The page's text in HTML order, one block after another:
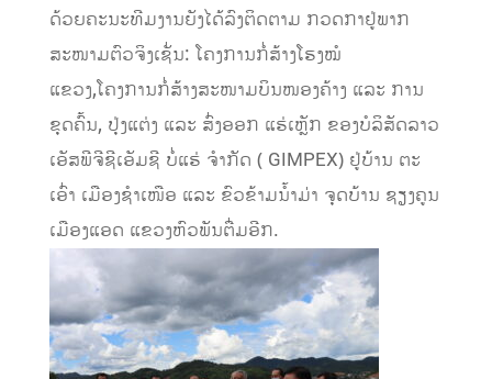
ດ້ວຍຄະນະທີມງານຍັງໄດ້ລົງຕິດຕາມ ກວດກາຢູ່ພາກ
ສະໜາມຕົວຈິງເຊັ່ນ: ໂຄງການກໍ່ສ້າງໂຮງໝໍ
ແຂວງ,ໂຄງການກໍ່ສ້າງສະໜາມບິນໜອງຄ້າງ ແລະ ການ
ຂຸດຄົ້ນ, ປຸ່ງແຕ່ງ ແລະ ສົ່ງອອກ ແຮ່ເຫຼັກ ຂອງບໍລິສັດລາວ
ເອັສພີຈີຊີເອັມຊີ ບໍ່ແຮ່ ຈຳກັດ ( GIMPEX) ຢູ່ບ້ານ ຕະ
ເອົ່າ ເມືອງຊຳເໜືອ ແລະ ຂົວຂ້າມນ້ຳມ່າ ຈຸດບ້ານ ຊຽງຄູນ
ເມືອງແອດ ແຂວງຫົວພັນຕື່ມອີກ.